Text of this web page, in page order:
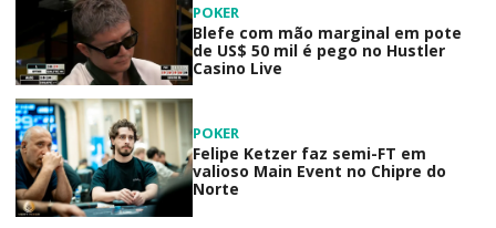
POKER
Blefe com mão marginal em pote
de US$ 50 mil é pego no Hustler
Casino Live
POKER
Felipe Ketzer faz semi-FT em
valioso Main Event no Chipre do
Norte